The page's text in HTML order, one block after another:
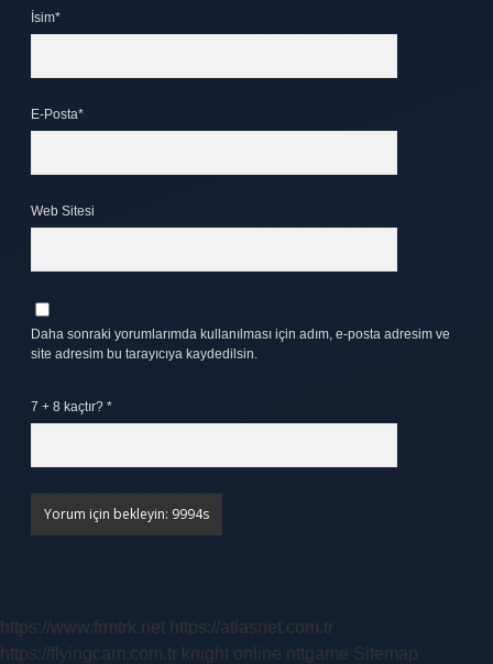
İsim*
E-Posta*
Web Sitesi
Daha sonraki yorumlarımda kullanılması için adım, e-posta adresim ve
site adresim bu tarayıcıya kaydedilsin.
7 + 8 kaçtır? *
https://www.frmtrk.net https://atlasnet.com.tr
https://flyingcam.com.tr knight online nttgame Sitemap